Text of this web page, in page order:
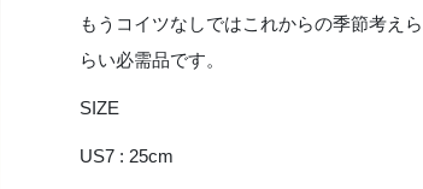
もうコイツなしではこれからの季節考え
らい必需品です。
SIZE
US7 : 25cm